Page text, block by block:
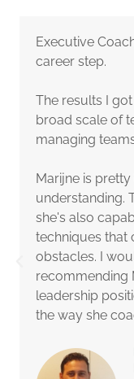
Executive
career step.
The results I
broad scale of
managing
Marijne is
understanding.
she's also
techniques that
obstacles. I
recommending
leadership
the way she